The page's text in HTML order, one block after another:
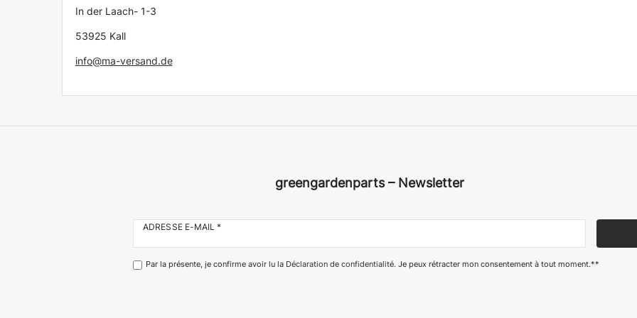
In der Laach- 1-3
53925 Kall
info@ma-versand.de
greengardenparts – Newsletter
ADRESSE E-MAIL *
Par la présente, je confirme avoir lu la Déclaration de confidentialité. Je peux rétracter mon consentement à tout moment.**